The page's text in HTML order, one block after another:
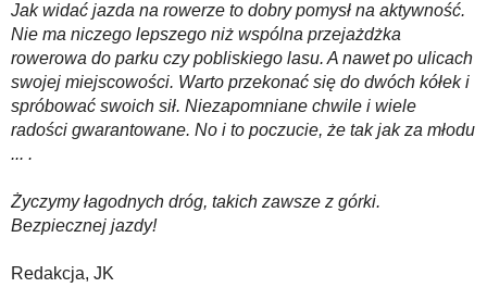
Jak widać jazda na rowerze to dobry pomysł na aktywność.
Nie ma niczego lepszego niż wspólna przejażdżka
rowerowa do parku czy pobliskiego lasu. A nawet po ulicach
swojej miejscowości. Warto przekonać się do dwóch kółek i
spróbować swoich sił. Niezapomniane chwile i wiele
radości gwarantowane. No i to poczucie, że tak jak za młodu
... .
Życzymy łagodnych dróg, takich zawsze z górki.
Bezpiecznej jazdy!
Redakcja, JK